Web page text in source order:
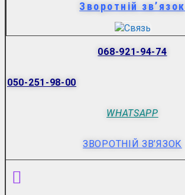
Зворотній зв’язок
068-921-94-74
050-251-98-00
WHATSAPP
ЗВОРОТНІЙ ЗВ’ЯЗОК